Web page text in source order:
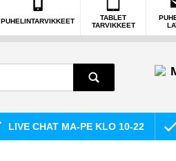
PUHELINTARVIKKEET
TABLET
TARVIKKEET
LIVE CHAT MA-PE KLO 10-22